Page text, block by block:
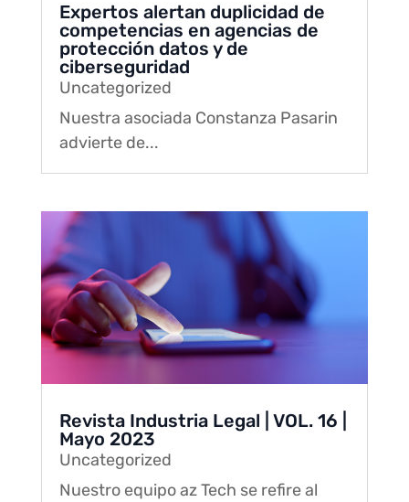
Expertos alertan duplicidad de
competencias en agencias de
protección datos y de
ciberseguridad
Uncategorized
Nuestra asociada Constanza Pasarin
advierte de...
Revista Industria Legal | VOL. 16 |
Mayo 2023
Uncategorized
Nuestro equipo az Tech se refire al